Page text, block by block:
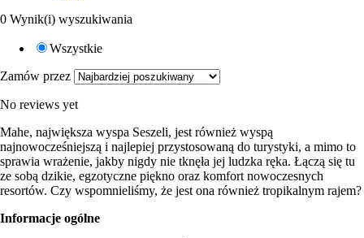
0 Wynik(i) wyszukiwania
Wszystkie
Zamów przez
No reviews yet
Mahe, największa wyspa Seszeli, jest również wyspą
najnowocześniejszą i najlepiej przystosowaną do turystyki, a mimo to
sprawia wrażenie, jakby nigdy nie tknęła jej ludzka ręka. Łączą się tu
ze sobą dzikie, egzotyczne piękno oraz komfort nowoczesnych
resortów. Czy wspomnieliśmy, że jest ona również tropikalnym rajem?
Informacje ogólne